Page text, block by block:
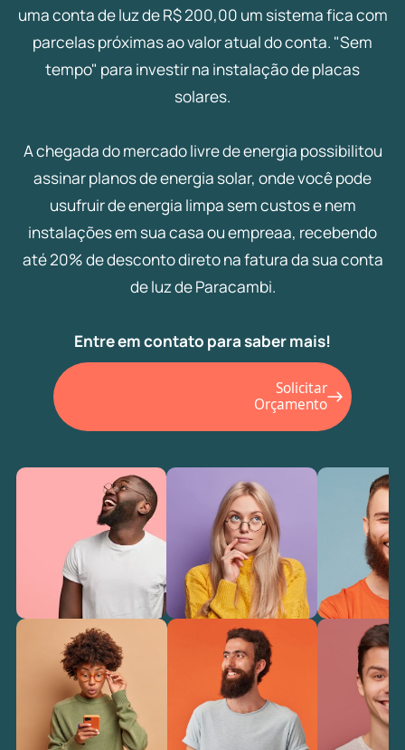
uma conta de luz de R$ 200,00 um sistema fica com
parcelas próximas ao valor atual do conta. "Sem
tempo" para investir na instalação de placas
solares.
A chegada do mercado livre de energia possibilitou
assinar planos de energia solar, onde você pode
usufruir de energia limpa sem custos e nem
instalações em sua casa ou empreaa, recebendo
até 20% de desconto direto na fatura da sua conta
de luz de Paracambi.
Entre em contato para saber mais!
Solicitar
Orçamento